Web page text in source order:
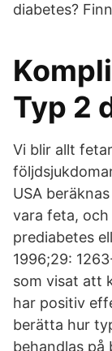
diabetes?
Typ 2
Vi blir allt
USA
vara feta,
prediabetes
1996;29:
som visat att
har positiv
berätta hur
behandlas